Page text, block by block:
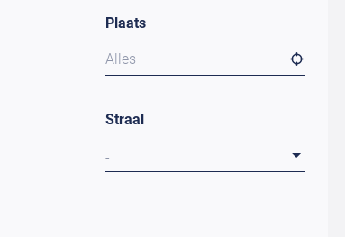
Plaats
Alles
Straal
-